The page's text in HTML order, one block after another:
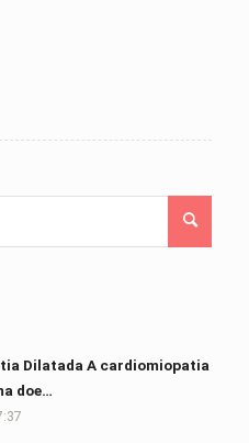
Dilatada A cardiomiopatia
doe…